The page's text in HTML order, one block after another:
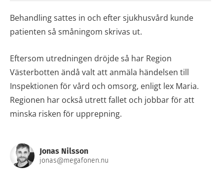
Behandling sattes in och efter sjukhusvård kunde
patienten så småningom skrivas ut.
Eftersom utredningen dröjde så har Region
Västerbotten ändå valt att anmäla händelsen till
Inspektionen för vård och omsorg, enligt lex Maria.
Regionen har också utrett fallet och jobbar för att
minska risken för upprepning.
Jonas Nilsson
jonas@megafonen.nu